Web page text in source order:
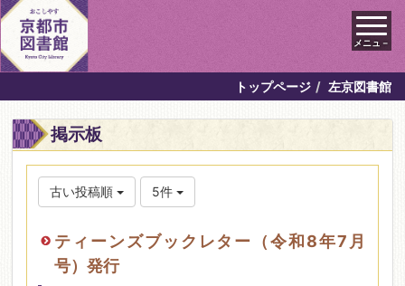
メニュ－
トップページ 左京図書館
掲示板
古い投稿順 5件
ティーンズブックレター（令和8年7月
号）発行